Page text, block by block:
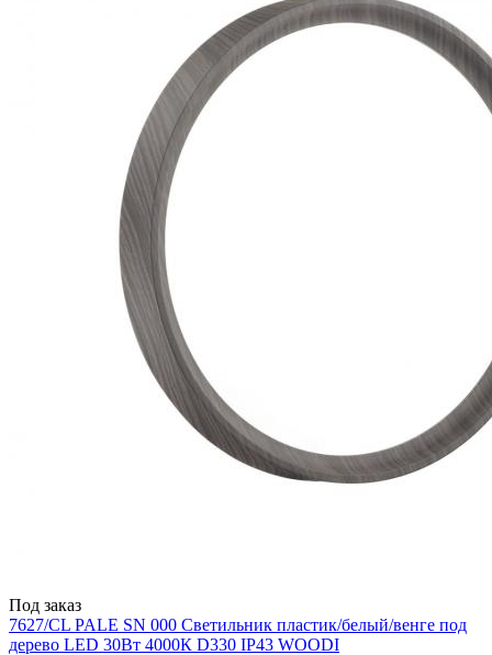
Под заказ
7627/CL PALE SN 000 Светильник пластик/белый/венге под
дерево LED 30Вт 4000К D330 IP43 WOODI